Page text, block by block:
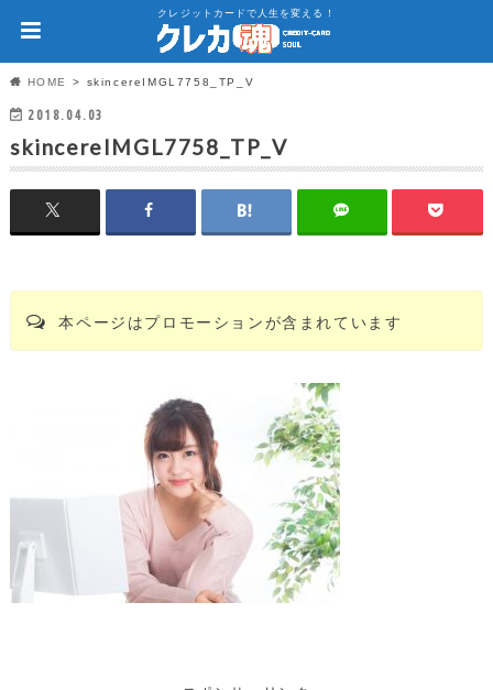
クレジットカードで人生を変える！
HOME skincereIMGL7758_TP_V
2018.04.03
skincereIMGL7758_TP_V
本ページはプロモーションが含まれています